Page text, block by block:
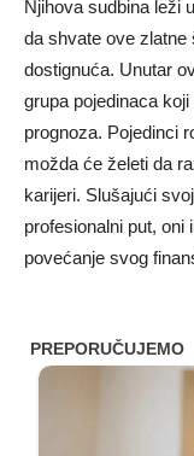
Njihova sudbina leži
da shvate ove zlatne
dostignuća. Unutar
grupa pojedinaca
prognoza. Pojedinci
možda će želeti da
karijeri. Slušajući
profesionalni put, oni
povećanje svog